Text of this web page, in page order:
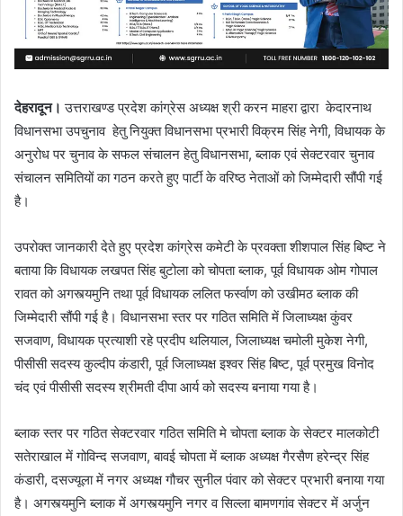
देहरादून। उत्तराखण्ड प्रदेश कांग्रेस अध्यक्ष श्री करन माहरा द्वारा केदारनाथ
विधानसभा उपचुनाव हेतु नियुक्त विधानसभा प्रभारी विक्रम सिंह नेगी, विधायक के
अनुरोध पर चुनाव के सफल संचालन हेतु विधानसभा, ब्लाक एवं सेक्टरवार चुनाव
संचालन समितियों का गठन करते हुए पार्टी के वरिष्ठ नेताओं को जिम्मेदारी सौंपी गई
है।
उपरोक्त जानकारी देते हुए प्रदेश कांग्रेस कमेटी के प्रवक्ता शीशपाल सिंह बिष्ट ने
बताया कि विधायक लखपत सिंह बुटोला को चोपता ब्लाक, पूर्व विधायक ओम गोपाल
रावत को अगस्त्यमुनि तथा पूर्व विधायक ललित फर्स्वाण को उखीमठ ब्लाक की
जिम्मेदारी सौंपी गई है। विधानसभा स्तर पर गठित समिति में जिलाध्यक्ष कुंवर
सजवाण, विधायक प्रत्याशी रहे प्रदीप थलियाल, जिलाध्यक्ष चमोली मुकेश नेगी,
पीसीसी सदस्य कुल्दीप कंडारी, पूर्व जिलाध्यक्ष इश्वर सिंह बिष्ट, पूर्व प्रमुख विनोद
चंद एवं पीसीसी सदस्य श्रीमती दीपा आर्य को सदस्य बनाया गया है।
ब्लाक स्तर पर गठित सेक्टरवार गठित समिति मे चोपता ब्लाक के सेक्टर मालकोटी
सतेराखाल में गोविन्द सजवाण, बावई चोपता में ब्लाक अध्यक्ष गैरसैण हरेन्द्र सिंह
कंडारी, दसज्यूला में नगर अध्यक्ष गौचर सुनील पंवार को सेक्टर प्रभारी बनाया गया
है। अगस्त्यमुनि ब्लाक में अगस्त्यमुनि नगर व सिल्ला बामणगांव सेक्टर में अर्जुन